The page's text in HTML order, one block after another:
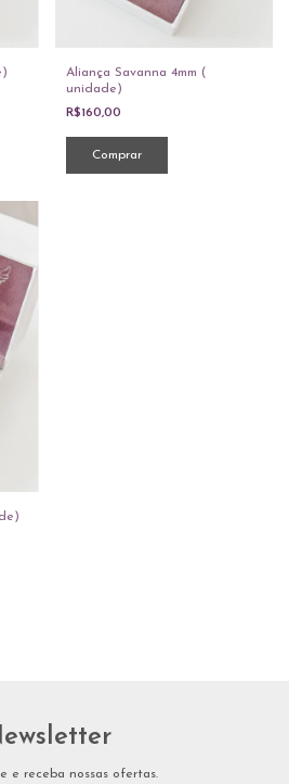
Aliança Savanna 4mm (
unidade)
R$160,00
Comprar
e receba nossas ofertas.